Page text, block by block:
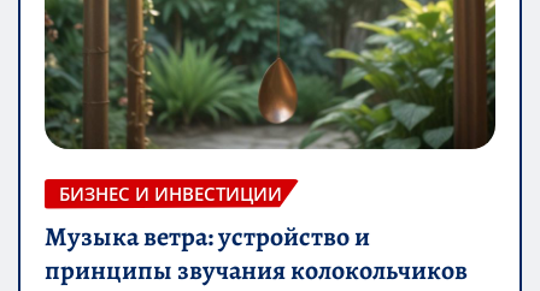
БИЗНЕС И ИНВЕСТИЦИИ
Музыка ветра: устройство и
принципы звучания колокольчиков